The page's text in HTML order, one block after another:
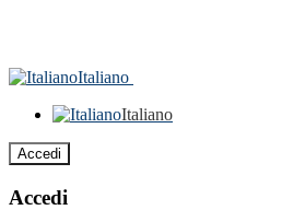
Italiano
Italiano
Accedi
Accedi